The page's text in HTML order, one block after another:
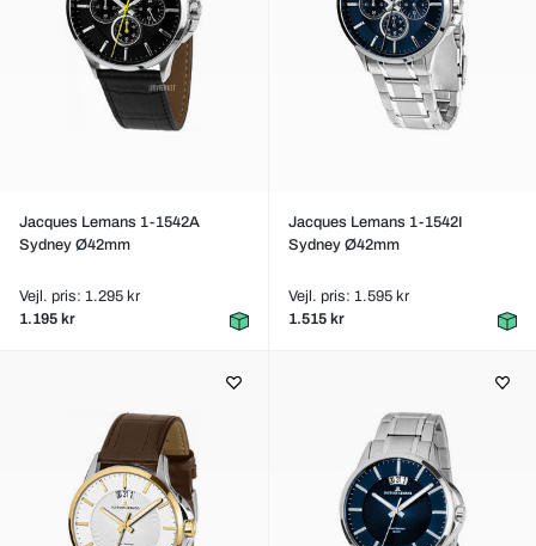
Jacques Lemans 1-1542A
Sydney Ø42mm
Vejl. pris: 1.295 kr
1.195 kr
Jacques Lemans 1-1542I
Sydney Ø42mm
Vejl. pris: 1.595 kr
1.515 kr